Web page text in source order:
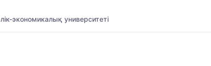
экономикалық университеті